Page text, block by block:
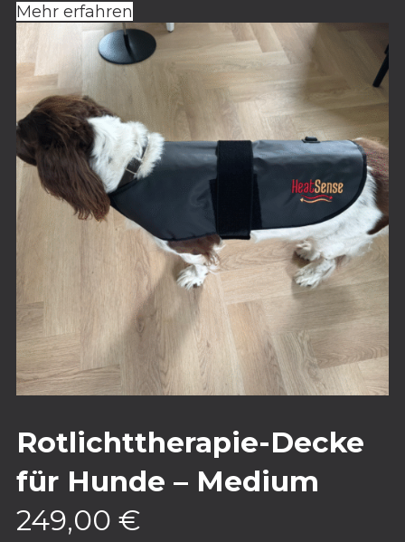
Mehr erfahren
Rotlichttherapie-Decke
für Hunde – Medium
249,00 €